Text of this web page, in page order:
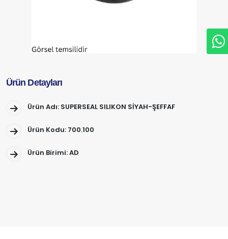
Ürün Detayları
Ürün Adı: SUPERSEAL SILIKON SİYAH-ŞEFFAF
Ürün Kodu: 700.100
Ürün Birimi: AD